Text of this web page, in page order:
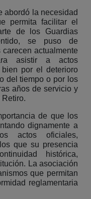
abordó la necesidad
permita facilitar el
de los Guardias
se puso de
actualmente
asistir a actos
bien por el deterioro
del tiempo o por los
años de servicio y
de que los
dignamente a
actos oficiales,
que su presencia
histórica,
La asociación
que permitan
reglamentaria